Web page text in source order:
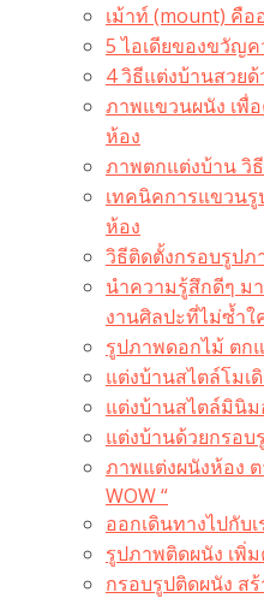
เม้าท์ (mount) คือ
5 ไอเดียของขวัญ
4 วิธีแต่งบ้านสวย
ภาพแขวนผนัง เพื่
ห้อง
ภาพตกแต่งบ้าน วิ
เทคนิคการแขวนรู
ห้อง
วิธีติดตั้งกรอบรูป
นำความรู้สึกดีๆ ม
งานศิลปะที่ไม่ซ้ำใ
รูปภาพดอกไม้ ตก
แต่งบ้านสไตล์โมเ
แต่งบ้านสไตล์มินิ
แต่งบ้านด้วยกรอบ
ภาพแต่งผนังห้อง
WOW “
ออกเดินทางไปกับ
รูปภาพติดผนัง เพิ่
กรอบรูปติดผนัง ส